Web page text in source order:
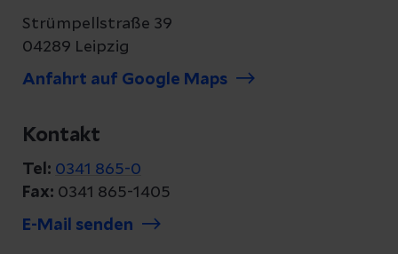
Strümpellstraße 39
04289 Leipzig
Anfahrt auf Google Maps
Kontakt
Tel: 0341 865-0
Fax: 0341 865-1405
E-Mail senden